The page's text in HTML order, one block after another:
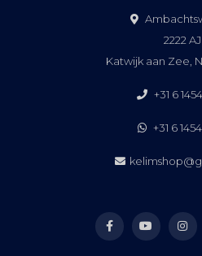
2222 AJ
Katwijk aan Zee,
+31 6
+31 6